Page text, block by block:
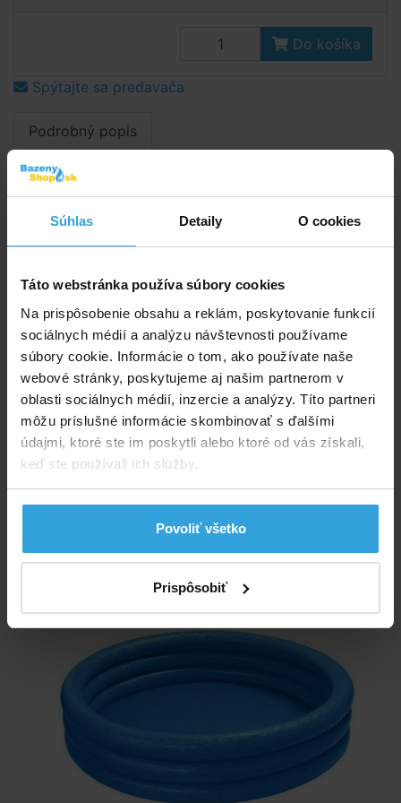
Súhlas Detaily O cookies
Táto webstránka používa súbory cookies
Na prispôsobenie obsahu a reklám, poskytovanie funkcií
sociálnych médií a analýzu návštevnosti používame
súbory cookie. Informácie o tom, ako používate naše
webové stránky, poskytujeme aj našim partnerom v
oblasti sociálnych médií, inzercie a analýzy. Títo partneri
môžu príslušné informácie skombinovať s ďalšími
údajmi, ktoré ste im poskytli alebo ktoré od vás získali,
keď ste používali ich služby.
Povoliť všetko
Prispôsobiť
Do košíka
Spýtajte sa predavača
Podrobný popis
Podrobný popis
efektom.
Parametry
Tvar: kruh
Priemer: 147 cm
Hĺbka vody:
Typ steny:
Alternatívne produkty
INTEX 59416 detský bazén Crystal Blue 114x25cm